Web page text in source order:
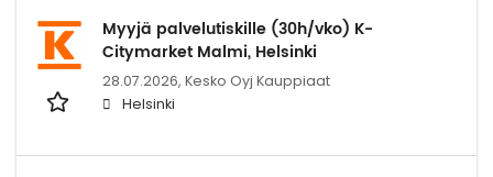
Myyjä palvelutiskille (30h/vko) K-
Citymarket Malmi, Helsinki
28.07.2026, Kesko Oyj Kauppiaat
Helsinki